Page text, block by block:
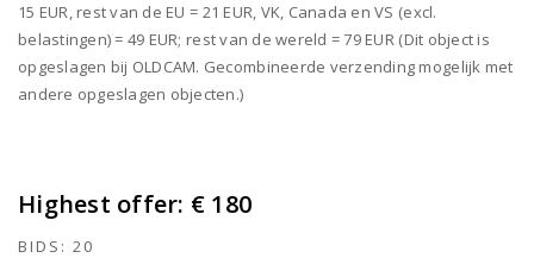
15 EUR, rest van de EU = 21 EUR, VK, Canada en VS (excl.
belastingen) = 49 EUR; rest van de wereld = 79 EUR (Dit object is
opgeslagen bij OLDCAM. Gecombineerde verzending mogelijk met
andere opgeslagen objecten.)
Highest offer: € 180
BIDS: 20